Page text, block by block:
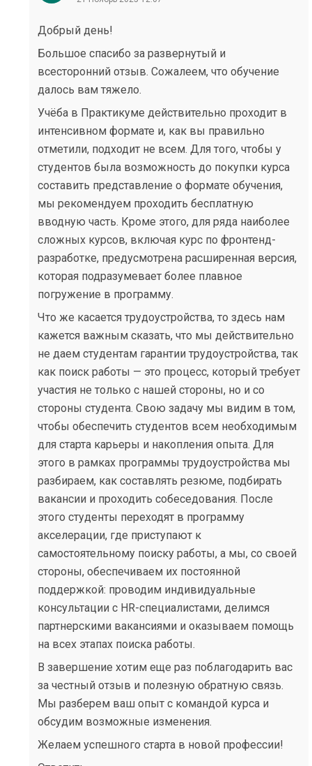
Добрый день!
Большое спасибо за развернутый и
всесторонний отзыв. Сожалеем, что обучение
далось вам тяжело.
Учёба в Практикуме действительно проходит в
интенсивном формате и, как вы правильно
отметили, подходит не всем. Для того, чтобы у
студентов была возможность до покупки курса
составить представление о формате обучения,
мы рекомендуем проходить бесплатную
вводную часть. Кроме этого, для ряда наиболее
сложных курсов, включая курс по фронтенд-
разработке, предусмотрена расширенная версия,
которая подразумевает более плавное
погружение в программу.
Что же касается трудоустройства, то здесь нам
кажется важным сказать, что мы действительно
не даем студентам гарантии трудоустройства, так
как поиск работы — это процесс, который требует
участия не только с нашей стороны, но и со
стороны студента. Свою задачу мы видим в том,
чтобы обеспечить студентов всем необходимым
для старта карьеры и накопления опыта. Для
этого в рамках программы трудоустройства мы
разбираем, как составлять резюме, подбирать
вакансии и проходить собеседования. После
этого студенты переходят в программу
акселерации, где приступают к
самостоятельному поиску работы, а мы, со своей
стороны, обеспечиваем их постоянной
поддержкой: проводим индивидуальные
консультации с HR-специалистами, делимся
партнерскими вакансиями и оказываем помощь
на всех этапах поиска работы.
В завершение хотим еще раз поблагодарить вас
за честный отзыв и полезную обратную связь.
Мы разберем ваш опыт с командой курса и
обсудим возможные изменения.
Желаем успешного старта в новой профессии!